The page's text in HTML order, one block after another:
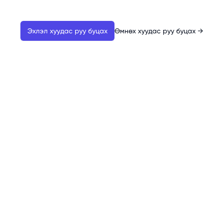
Эхлэл хуудас руу буцах Өмнөх хуудас руу буцах →